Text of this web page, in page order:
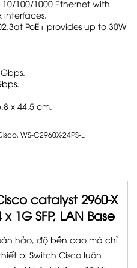
100/1000 Ethernet with
interfaces.
PoE+ provides up to 30W
x 44.5 cm.
, WS-C2960X-24PS-L
catalyst 2960-X
1G SFP, LAN Base
hảo, độ bền cao mà chỉ
bị Switch Cisco luôn